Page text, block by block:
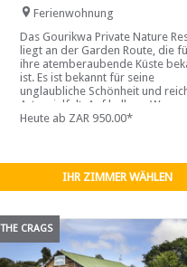
Ferienwohnung
Das Gourikwa Private Nature
liegt an der Garden Route, die
ihre atemberaubende Küste
ist. Es ist bekannt für seine
unglaubliche Schönheit und
Artenvielfalt. Auf halbem Weg
zwischen Kapstadt und Port
Heute ab ZAR 950.00*
IHR ZIMMER WÄHLEN
THE CRAGS